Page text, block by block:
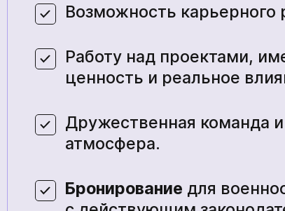
Возможность карьерного
Работу над проектами,
ценность и реальное
Дружественная команда
атмосфера.
Бронирование для